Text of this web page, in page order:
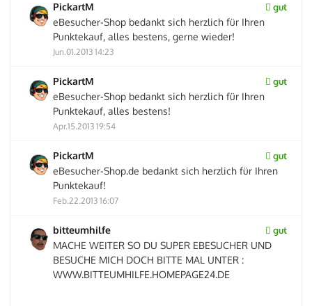
PickartM gut
eBesucher-Shop bedankt sich herzlich für Ihren
Punktekauf, alles bestens, gerne wieder!
Jun.01.2013 14:23
PickartM gut
eBesucher-Shop bedankt sich herzlich für Ihren
Punktekauf, alles bestens!
Apr.15.2013 19:54
PickartM gut
eBesucher-Shop.de bedankt sich herzlich für Ihren
Punktekauf!
Feb.22.2013 16:07
bitteumhilfe gut
MACHE WEITER SO DU SUPER EBESUCHER UND
BESUCHE MICH DOCH BITTE MAL UNTER :
WWW.BITTEUMHILFE.HOMEPAGE24.DE